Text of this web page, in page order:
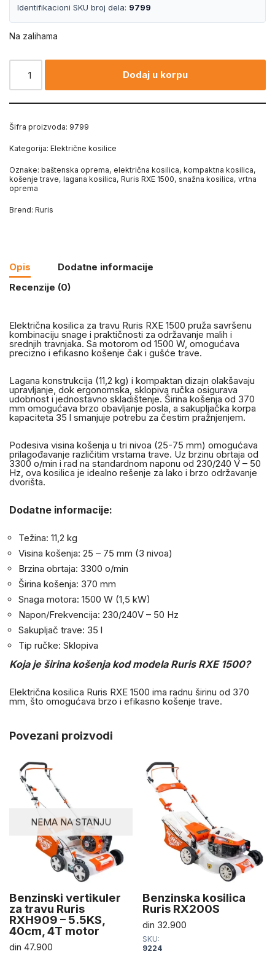
Identifikacioni SKU broj dela: 9799
Na zalihama
Dodaj u korpu
Šifra proizvoda: 9799
Kategorija: Električne kosilice
Oznake: baštenska oprema, električna kosilica, kompaktna kosilica,
košenje trave, lagana kosilica, Ruris RXE 1500, snažna kosilica, vrtna
oprema
Brend: Ruris
Opis
Dodatne informacije
Recenzije (0)
Električna kosilica za travu Ruris RXE 1500 pruža savršenu
kombinaciju snage i praktičnosti za održavanje malih i
srednjih travnjaka. Sa motorom od 1500 W, omogućava
precizno i efikasno košenje čak i gušće trave.
Lagana konstrukcija (11,2 kg) i kompaktan dizajn olakšavaju
upravljanje, dok ergonomska, sklopiva ručka osigurava
udobnost i jednostavno skladištenje. Širina košenja od 370
mm omogućava brzo obavljanje posla, a sakupljačka korpa
kapaciteta 35 l smanjuje potrebu za čestim pražnjenjem.
Podesiva visina košenja u tri nivoa (25-75 mm) omogućava
prilagođavanje različitim vrstama trave. Uz brzinu obrtaja od
3300 o/min i rad na standardnom naponu od 230/240 V – 50
Hz, ova kosilica je idealno rešenje za lako i brzo održavanje
dvorišta.
Dodatne informacije:
Težina: 11,2 kg
Visina košenja: 25 – 75 mm (3 nivoa)
Brzina obrtaja: 3300 o/min
Širina košenja: 370 mm
Snaga motora: 1500 W (1,5 kW)
Napon/Frekvencija: 230/240V – 50 Hz
Sakupljač trave: 35 l
Tip ručke: Sklopiva
Koja je širina košenja kod modela Ruris RXE 1500?
Električna kosilica Ruris RXE 1500 ima radnu širinu od 370
mm, što omogućava brzo i efikasno košenje trave.
Povezani proizvodi
NEMA NA STANJU
Benzinski vertikuler
za travu Ruris
RXH909 – 5.5KS,
40cm, 4T motor
din 47.900
Benzinska kosilica
Ruris RX200S
din 32.900
SKU:
9224